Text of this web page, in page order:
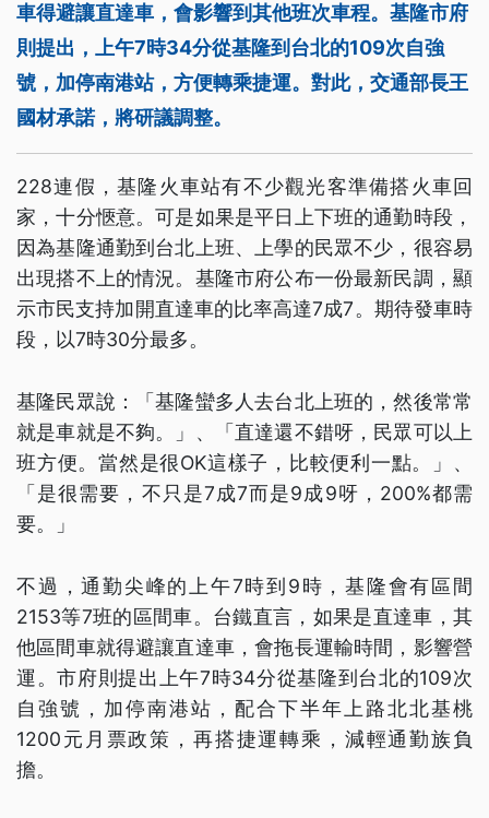
車得避讓直達車，會影響到其他班次車程。基隆市府
則提出，上午7時34分從基隆到台北的109次自強
號，加停南港站，方便轉乘捷運。對此，交通部長王
國材承諾，將研議調整。
228連假，基隆火車站有不少觀光客準備搭火車回
家，十分愜意。可是如果是平日上下班的通勤時段，
因為基隆通勤到台北上班、上學的民眾不少，很容易
出現搭不上的情況。基隆市府公布一份最新民調，顯
示市民支持加開直達車的比率高達7成7。期待發車時
段，以7時30分最多。
基隆民眾說：「基隆蠻多人去台北上班的，然後常常
就是車就是不夠。」、「直達還不錯呀，民眾可以上
班方便。當然是很OK這樣子，比較便利一點。」、
「是很需要，不只是7成7而是9成9呀，200%都需
要。」
不過，通勤尖峰的上午7時到9時，基隆會有區間
2153等7班的區間車。台鐵直言，如果是直達車，其
他區間車就得避讓直達車，會拖長運輸時間，影響營
運。市府則提出上午7時34分從基隆到台北的109次
自強號，加停南港站，配合下半年上路北北基桃
1200元月票政策，再搭捷運轉乘，減輕通勤族負
擔。